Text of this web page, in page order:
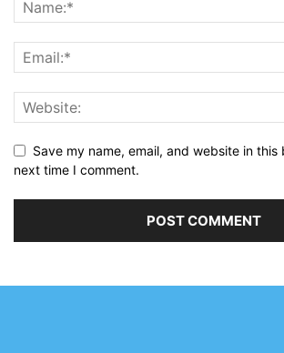
Save my name, email, and website in this
next time I comment.